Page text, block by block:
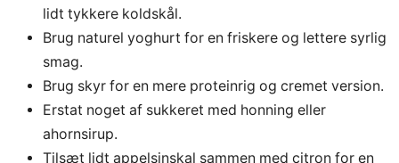
lidt tykkere koldskål.
Brug naturel yoghurt for en friskere og lettere syrlig
smag.
Brug skyr for en mere proteinrig og cremet version.
Erstat noget af sukkeret med honning eller
ahornsirup.
Tilsæt lidt appelsinskal sammen med citron for en